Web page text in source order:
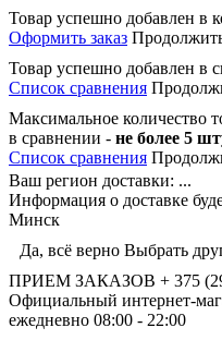
Товар успешно добавлен в
Оформить заказ
Товар успешно добавлен в
Список сравнения
Максимальное количество
в сравнении - не более 5
Список сравнения
Ваш регион доставки: ...
Информация о доставке
Минск
Да, всё верно Выбрать
ПРИЕМ ЗАКАЗОВ + 375
Официальный интернет-
ежедневно 08:00 - 22:00